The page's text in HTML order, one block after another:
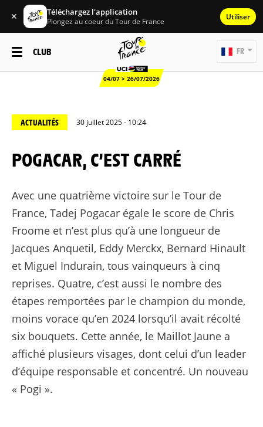
✕ Téléchargez l'application
Plongez au coeur du Tour de France Utiliser
CLUB
04/07 > 26/07/2026
FR
ACTUALITÉS 30 juillet 2025 - 10:24
POGACAR, C’EST CARRÉ
Avec une quatrième victoire sur le Tour de
France, Tadej Pogacar égale le score de Chris
Froome et n’est plus qu’à une longueur de
Jacques Anquetil, Eddy Merckx, Bernard Hinault
et Miguel Indurain, tous vainqueurs à cinq
reprises. Quatre, c’est aussi le nombre des
étapes remportées par le champion du monde,
moins vorace qu’en 2024 lorsqu’il avait récolté
six bouquets. Cette année, le Maillot Jaune a
affiché plusieurs visages, dont celui d’un leader
d’équipe responsable et concentré. Un nouveau
« Pogi ».